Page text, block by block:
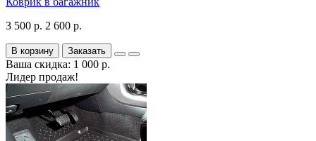
3 500 р. 2 600 р.
В корзину Заказать
Ваша скидка: 1 000 р.
Лидер продаж!